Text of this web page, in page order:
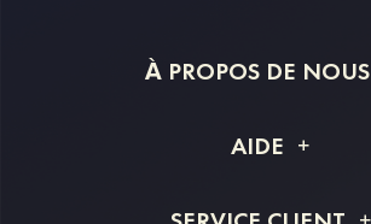
À PROPOS DE NOUS
Livraison
AIDE